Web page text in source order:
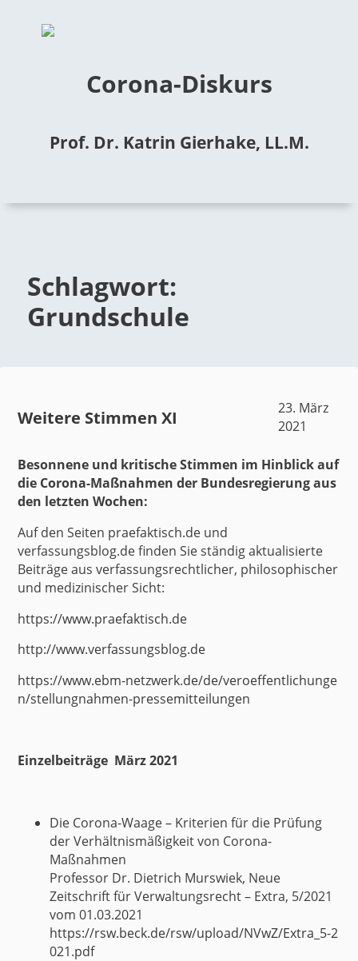
Corona-Diskurs
Prof. Dr. Katrin Gierhake, LL.M.
Schlagwort:
Grundschule
Weitere Stimmen XI
23. März
2021
Besonnene und kritische Stimmen im Hinblick auf
die Corona-Maßnahmen der Bundesregierung aus
den letzten Wochen:
Auf den Seiten praefaktisch.de und
verfassungsblog.de finden Sie ständig aktualisierte
Beiträge aus verfassungsrechtlicher, philosophischer
und medizinischer Sicht:
https://www.praefaktisch.de
http://www.verfassungsblog.de
https://www.ebm-netzwerk.de/de/veroeffentlichunge
n/stellungnahmen-pressemitteilungen
Einzelbeiträge März 2021
Die Corona-Waage – Kriterien für die Prüfung
der Verhältnismäßigkeit von Corona-
Maßnahmen
Professor Dr. Dietrich Murswiek, Neue
Zeitschrift für Verwaltungsrecht – Extra, 5/2021
vom 01.03.2021
https://rsw.beck.de/rsw/upload/NVwZ/Extra_5-2
021.pdf